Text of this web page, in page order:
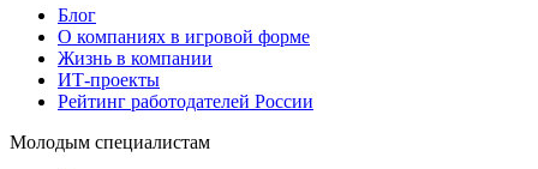
Блог
О компаниях в игровой форме
Жизнь в компании
ИТ-проекты
Рейтинг работодателей России
Молодым специалистам